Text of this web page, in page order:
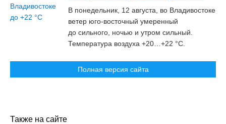
В понедельник, 12 августа, во Владивостоке
ветер юго-восточный умеренный
до сильного, ночью и утром сильный.
Температура воздуха +20…+22 °С.
Полная версия сайта
Также на сайте